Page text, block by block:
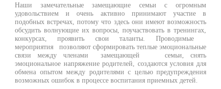
Наши замечательные замещающие семьи с огромным
удовольствием и очень активно принимают участие в
подобных встречах, потому что здесь они имеют возможность
обсудить волнующие их вопросы, поучаствовать в тренингах,
конкурсах, проявить свои таланты. Проводимые
мероприятия позволяют сформировать теплые эмоциональные
связи между членами замещающей семьи, снять
эмоциональное напряжение родителей, создаются условия для
обмена опытом между родителями с целью предупреждения
возможных ошибок в процессе воспитания приемных детей.